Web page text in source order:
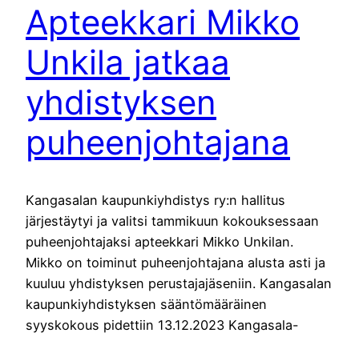
Apteekkari Mikko
Unkila jatkaa
yhdistyksen
puheenjohtajana
Kangasalan kaupunkiyhdistys ry:n hallitus
järjestäytyi ja valitsi tammikuun kokouksessaan
puheenjohtajaksi apteekkari Mikko Unkilan.
Mikko on toiminut puheenjohtajana alusta asti ja
kuuluu yhdistyksen perustajajäseniin. Kangasalan
kaupunkiyhdistyksen sääntömääräinen
syyskokous pidettiin 13.12.2023 Kangasala-